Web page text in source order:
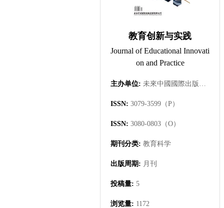
教育创新与实践
Journal of Educational Innovati
on and Practice
主办单位: 未來中國國際出版集團有限公司
ISSN: 3079-3599（P）
ISSN: 3080-0803（O）
期刊分类: 教育科学
出版周期: 月刊
投稿量: 5
浏览量: 1172